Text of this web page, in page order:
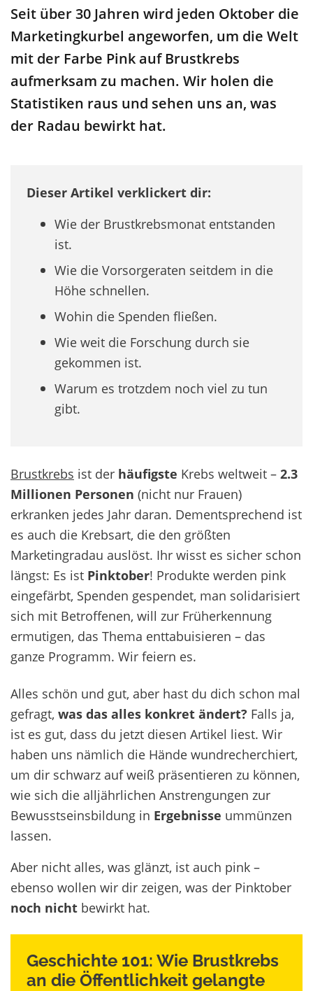
Seit über 30 Jahren wird jeden Oktober die
Marketingkurbel angeworfen, um die Welt
mit der Farbe Pink auf Brustkrebs
aufmerksam zu machen. Wir holen die
Statistiken raus und sehen uns an, was
der Radau bewirkt hat.
Dieser Artikel verklickert dir:
Wie der Brustkrebsmonat entstanden
ist.
Wie die Vorsorgeraten seitdem in die
Höhe schnellen.
Wohin die Spenden fließen.
Wie weit die Forschung durch sie
gekommen ist.
Warum es trotzdem noch viel zu tun
gibt.
Brustkrebs ist der häufigste Krebs weltweit – 2.3
Millionen Personen (nicht nur Frauen)
erkranken jedes Jahr daran. Dementsprechend ist
es auch die Krebsart, die den größten
Marketingradau auslöst. Ihr wisst es sicher schon
längst: Es ist Pinktober! Produkte werden pink
eingefärbt, Spenden gespendet, man solidarisiert
sich mit Betroffenen, will zur Früherkennung
ermutigen, das Thema enttabuisieren – das
ganze Programm. Wir feiern es.
Alles schön und gut, aber hast du dich schon mal
gefragt, was das alles konkret ändert? Falls ja,
ist es gut, dass du jetzt diesen Artikel liest. Wir
haben uns nämlich die Hände wundrecherchiert,
um dir schwarz auf weiß präsentieren zu können,
wie sich die alljährlichen Anstrengungen zur
Bewusstseinsbildung in Ergebnisse ummünzen
lassen.
Aber nicht alles, was glänzt, ist auch pink –
ebenso wollen wir dir zeigen, was der Pinktober
noch nicht bewirkt hat.
Geschichte 101: Wie Brustkrebs
an die Öffentlichkeit gelangte